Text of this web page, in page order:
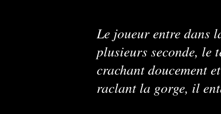
Le joueur entre dans
plusieurs seconde, le
crachant doucement
raclant la gorge, il